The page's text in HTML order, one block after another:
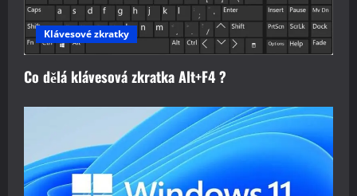
Klávesové zkratky
Co dělá klávesová zkratka Alt+F4 ?